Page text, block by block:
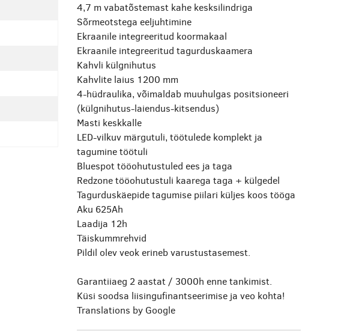
4,7 m vabatõstemast kahe kesksilindriga
Sõrmeotstega eeljuhtimine
Ekraanile integreeritud koormakaal
Ekraanile integreeritud tagurduskaamera
Kahvli külgnihutus
Kahvlite laius 1200 mm
4-hüdraulika, võimaldab muuhulgas positsioneeri
(külgnihutus-laiendus-kitsendus)
Masti keskkalle
LED-vilkuv märgutuli, töötulede komplekt ja
tagumine töötuli
Bluespot tööohutustuled ees ja taga
Redzone tööohutustuli kaarega taga + külgedel
Tagurduskäepide tagumise piilari küljes koos tööga
Aku 625Ah
Laadija 12h
Täiskummrehvid
Pildil olev veok erineb varustustasemest.
Garantiiaeg 2 aastat / 3000h enne tankimist.
Küsi soodsa liisingufinantseerimise ja veo kohta!
Translations by Google